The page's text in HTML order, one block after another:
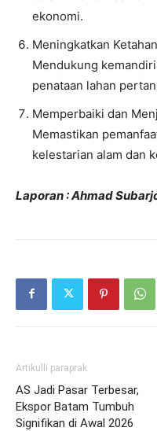
ekonomi.
​Meningkatkan
Mendukung
penataan lahan
​Memperbaiki dan
Memastikan
kelestarian alam dan
Laporan : Ahmad
Artikulli paraprak
AS Jadi Pasar Terbesar,
Ekspor Batam Tumbuh
Signifikan di Awal 2026